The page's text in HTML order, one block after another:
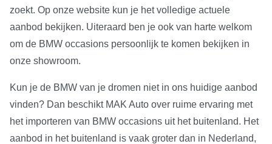
zoekt. Op onze website kun je het volledige actuele
aanbod bekijken. Uiteraard ben je ook van harte welkom
om de BMW occasions persoonlijk te komen bekijken in
onze showroom.
Kun je de BMW van je dromen niet in ons huidige aanbod
vinden? Dan beschikt MAK Auto over ruime ervaring met
het importeren van BMW occasions uit het buitenland. Het
aanbod in het buitenland is vaak groter dan in Nederland,